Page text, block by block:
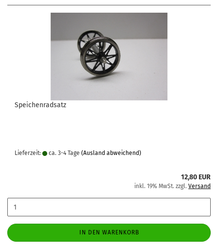
Speichenradsatz
Lieferzeit: ca. 3-4 Tage (Ausland abweichend)
12,80 EUR
inkl. 19% MwSt. zzgl. Versand
IN DEN WARENKORB